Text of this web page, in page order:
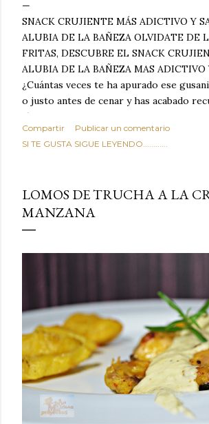
SNACK CRUJIENTE MÁS ADICTIVO Y
ALUBIA DE LA BAÑEZA OLVIDATE DE
FRITAS, DESCUBRE EL SNACK
ALUBIA DE LA BAÑEZA MAS ADICTIVO
¿Cuántas veces te ha apurado ese
o justo antes de cenar y has acabado
típicas patatas de bolsa, frutos secos
ultraprocesados llenos de grasas
Todos hemos estado ahí. Sin embargo,
satisface. Estas alubias crujientes al
por completo tu forma de ver las
asociar las alubias únicamente a los
dorado, cargado de proteína y 100%
sustituto perfecto a los frutos se...
Compartir
Publicar un comentario
SI TE GUSTA SIGUE LEYENDO............
LOMOS DE TRUCHA A LA
MANZANA